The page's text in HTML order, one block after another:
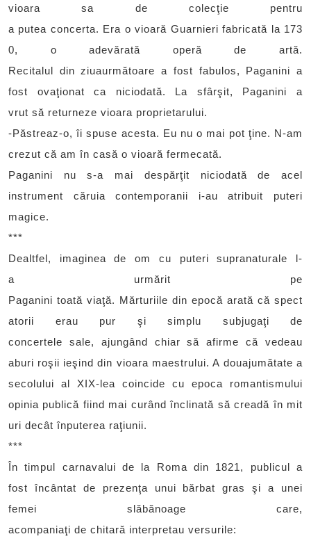
vioara sa de colecţie pentru
a putea concerta. Era o vioară Guarnieri fabricată la 173
0, o adevărată operă de artă.
Recitalul din ziuaurmătoare a fost fabulos, Paganini a
fost ovaţionat ca niciodată. La sfârşit, Paganini a
vrut să returneze vioara proprietarului.
-Păstreaz-o, îi spuse acesta. Eu nu o mai pot ţine. N-am
crezut că am în casă o vioară fermecată.
Paganini nu s-a mai despărţit niciodată de acel
instrument căruia contemporanii i-au atribuit puteri
magice.
***
Dealtfel, imaginea de om cu puteri supranaturale l-
a urmărit pe
Paganini toată viaţă. Mărturiile din epocă arată că spect
atorii erau pur şi simplu subjugaţi de
concertele sale, ajungând chiar să afirme că vedeau
aburi roşii ieşind din vioara maestrului. A douajumătate a
secolului al XIX-lea coincide cu epoca romantismului
opinia publică fiind mai curând înclinată să creadă în mit
uri decât înputerea raţiunii.
***
În timpul carnavalui de la Roma din 1821, publicul a
fost încântat de prezenţa unui bărbat gras şi a unei
femei slăbănoage care,
acompaniaţi de chitară interpretau versurile: